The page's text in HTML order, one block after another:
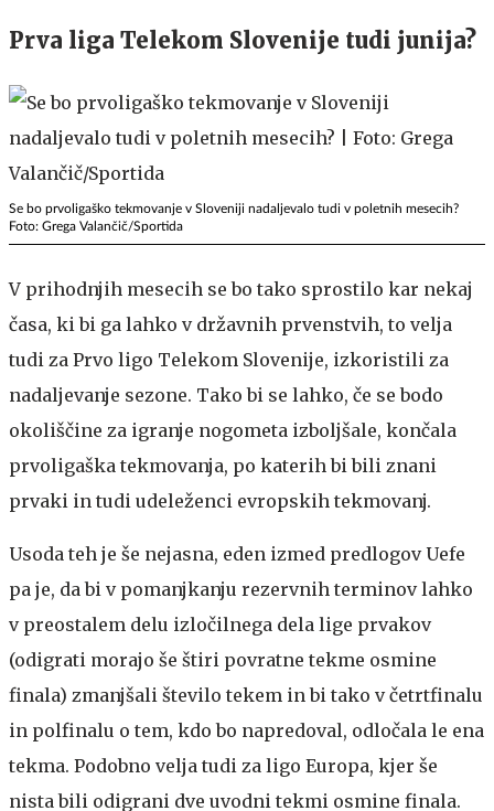
Prva liga Telekom Slovenije tudi junija?
Se bo prvoligaško tekmovanje v Sloveniji nadaljevalo tudi v poletnih mesecih?
Foto: Grega Valančič/Sportida
V prihodnjih mesecih se bo tako sprostilo kar nekaj
časa, ki bi ga lahko v državnih prvenstvih, to velja
tudi za Prvo ligo Telekom Slovenije, izkoristili za
nadaljevanje sezone. Tako bi se lahko, če se bodo
okoliščine za igranje nogometa izboljšale, končala
prvoligaška tekmovanja, po katerih bi bili znani
prvaki in tudi udeleženci evropskih tekmovanj.
Usoda teh je še nejasna, eden izmed predlogov Uefe
pa je, da bi v pomanjkanju rezervnih terminov lahko
v preostalem delu izločilnega dela lige prvakov
(odigrati morajo še štiri povratne tekme osmine
finala) zmanjšali število tekem in bi tako v četrtfinalu
in polfinalu o tem, kdo bo napredoval, odločala le ena
tekma. Podobno velja tudi za ligo Europa, kjer še
nista bili odigrani dve uvodni tekmi osmine finala.